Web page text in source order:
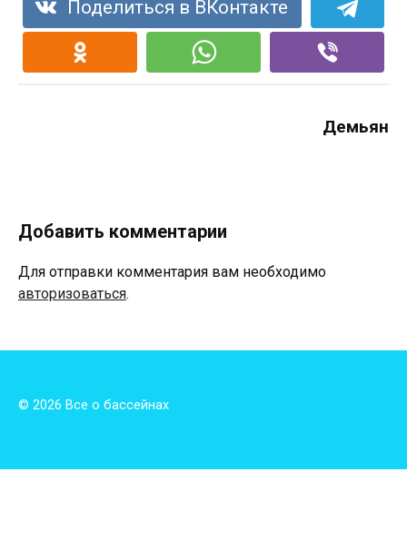
Поделиться в ВКонтакте
Демьян
Добавить комментарии
Для отправки комментария вам необходимо
авторизоваться.
© 2026 Все о бассейнах